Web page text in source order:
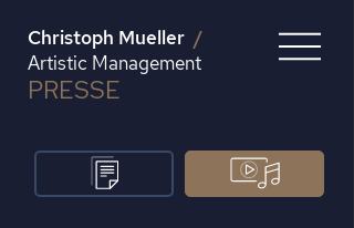
Christoph Mueller /
Artistic Management
PRESSE